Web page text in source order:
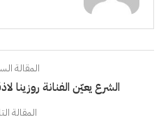
المقالة
الشرع يعيّن الفنانة
المقالة